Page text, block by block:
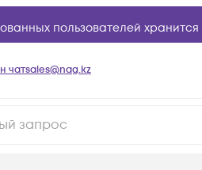
пользователей
чатsales@nag.kz